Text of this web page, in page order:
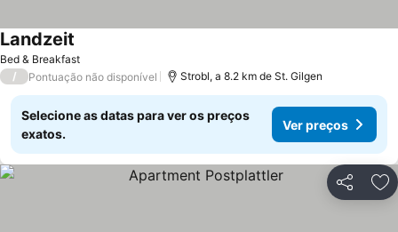
Bed & Breakfast
Landzeit
/ Pontuação não disponível Strobl, a 8.2 km de St. Gilgen
Selecione as datas para ver os preços
exatos.
Ver preços
Partilhar